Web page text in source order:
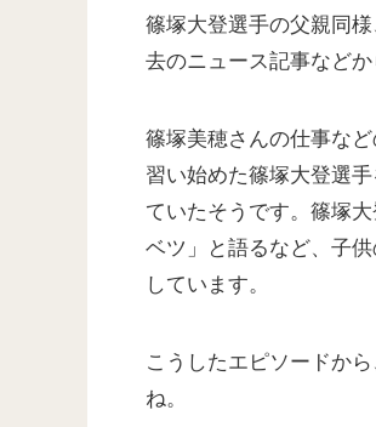
篠塚大登選手の父親同
去のニュース記事など
篠塚美穂さんの仕事な
習い始めた篠塚大登選
ていたそうです。篠塚
ベツ」と語るなど、子
しています。
こうしたエピソードか
ね。